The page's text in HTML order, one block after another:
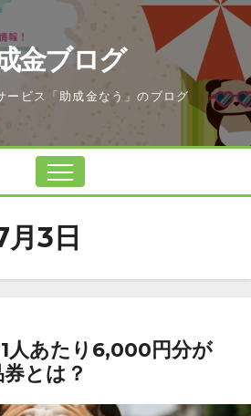
金ブログ
ービス「助成金なう」のブログ
3日
1人あたり6,000円分が
とは？